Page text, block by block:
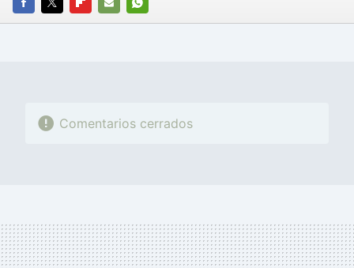
FACEBOOK
TWITTERFLIPBOARD
E-
WHATSAPP
Comentarios cerrados